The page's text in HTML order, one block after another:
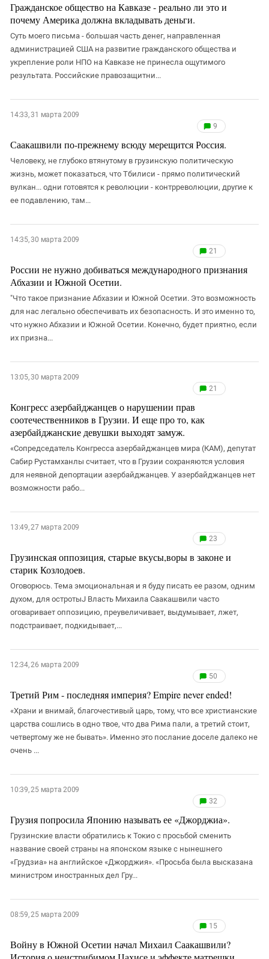
Гражданское общество на Кавказе - реально ли это и
почему Америка должна вкладывать деньги.
Суть моего письма - большая часть денег, направленная
администрацией США на развитие гражданского общества и
укрепление роли НПО на Кавказе не принесла ощутимого
результата. Российские правозащитни...
14:33, 31 марта 2009
9
Саакашвили по-прежнему всюду мерещится Россия.
Человеку, не глубоко втянутому в грузинскую политическую
жизнь, может показаться, что Тбилиси - прямо политический
вулкан... одни готовятся к революции - контрреволюции, другие к
ее подавлению, там...
14:35, 30 марта 2009
21
России не нужно добиваться международного признания
Абхазии и Южной Осетии.
"Что такое признание Абхазии и Южной Осетии. Это возможность
для нас легально обеспечивать их безопасность. И это именно то,
что нужно Абхазии и Южной Осетии. Конечно, будет приятно, если
их призна...
13:05, 30 марта 2009
21
Конгресс азербайджанцев о нарушении прав
соотечественников в Грузии. И еще про то, как
азербайджанские девушки выходят замуж.
«Сопредседатель Конгресса азербайджанцев мира (КАМ), депутат
Сабир Рустамханлы считает, что в Грузии сохраняются условия
для неявной депортации азербайджанцев. У азербайджанцев нет
возможности рабо...
13:49, 27 марта 2009
23
Грузинская оппозиция, старые вкусы,воры в законе и
старик Козлодоев.
Оговорюсь. Тема эмоциональная и я буду писать ее разом, одним
духом, для остротыJ Власть Михаила Саакашвили часто
оговаривает оппозицию, преувеличивает, выдумывает, лжет,
подстраивает, подкидывает,...
12:34, 26 марта 2009
50
Третий Рим - последняя империя? Empire never ended!
«Храни и внимай, благочестивый царь, тому, что все христианские
царства сошлись в одно твое, что два Рима пали, а третий стоит,
четвертому же не бывать». Именно это послание доселе далеко не
очень ...
10:39, 25 марта 2009
32
Грузия попросила Японию называть ее «Джорджиа».
Грузинские власти обратились к Токио с просьбой сменить
название своей страны на японском языке с нынешнего
«Грудзиа» на английское «Джорджия». «Просьба была высказана
министром иностранных дел Гру...
08:59, 25 марта 2009
15
Войну в Южной Осетии начал Михаил Саакашвили?